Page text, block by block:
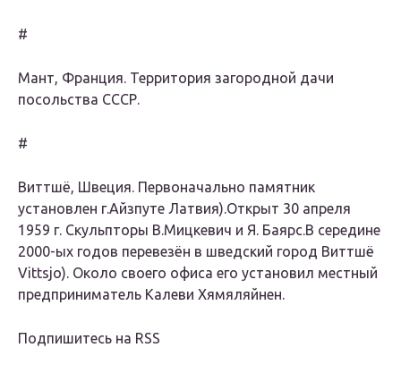
#
Мант, Франция. Территория загородной дачи
посольства СССР.
#
Виттшё, Швеция. Первоначально памятник
установлен г.Айзпуте Латвия).Открыт 30 апреля
1959 г. Скульпторы В.Мицкевич и Я. Баярс.В середине
2000-ых годов перевезён в шведский город Виттшё
Vittsjo). Около своего офиса его установил местный
предприниматель Калеви Хямяляйнен.
Подпишитесь на RSS